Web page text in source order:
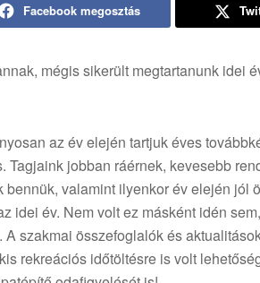
Facebook megosztás
mégis sikerült megtartanunk idei
az év elején tartjuk éves
Tagjaink jobban ráérnek, kevesebb
valamint ilyenkor év elején jól
idei év. Nem volt ez másként idén
szakmai összefoglalók és
rekreációs időtöltésre is volt